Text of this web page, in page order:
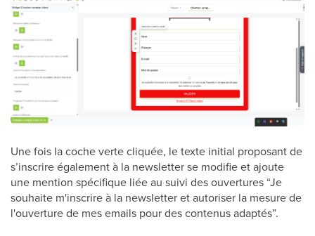
Une fois la coche verte cliquée, le texte initial proposant de
s’inscrire également à la newsletter se modifie et ajoute
une mention spécifique liée au suivi des ouvertures “Je
souhaite m'inscrire à la newsletter et autoriser la mesure de
l'ouverture de mes emails pour des contenus adaptés”.